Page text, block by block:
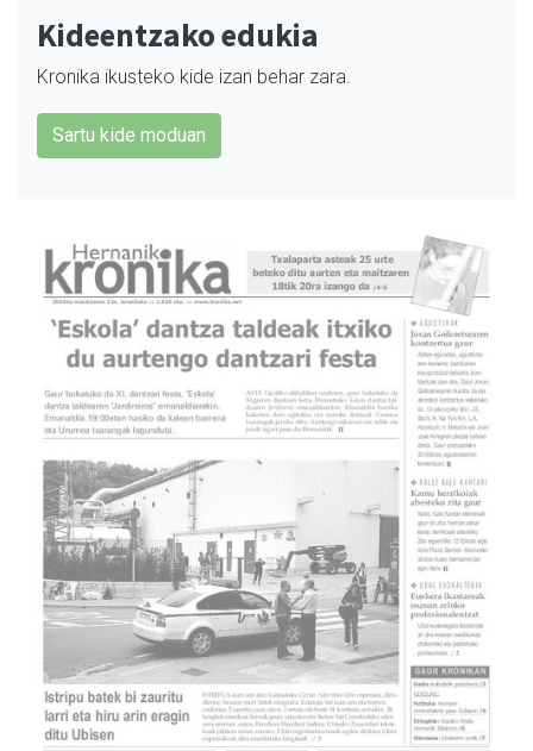
Kideentzako edukia
Kronika ikusteko kide izan behar zara.
Sartu kide moduan